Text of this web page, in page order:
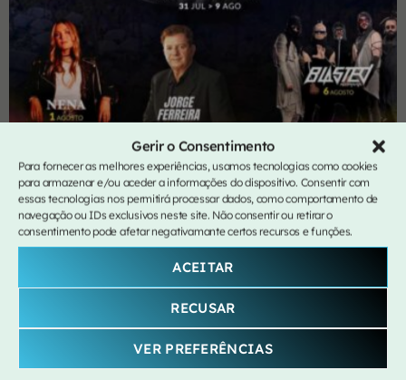
Gerir o Consentimento
Para fornecer as melhores experiências, usamos tecnologias como cookies
para armazenar e/ou aceder a informações do dispositivo. Consentir com
essas tecnologias nos permitirá processar dados, como comportamento de
navegação ou IDs exclusivos neste site. Não consentir ou retirar o
consentimento pode afetar negativamante certos recursos e funções.
ACEITAR
RECUSAR
VER PREFERÊNCIAS
CONCERTO
39ª Semana Gastronómica de Machico
location_on Machico